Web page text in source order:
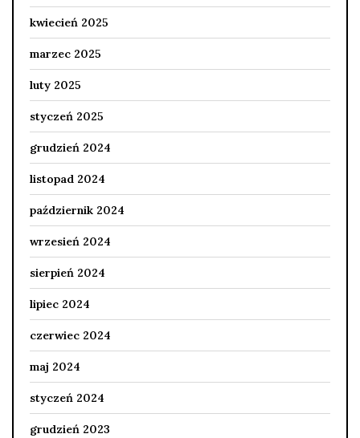
kwiecień 2025
marzec 2025
luty 2025
styczeń 2025
grudzień 2024
listopad 2024
październik 2024
wrzesień 2024
sierpień 2024
lipiec 2024
czerwiec 2024
maj 2024
styczeń 2024
grudzień 2023